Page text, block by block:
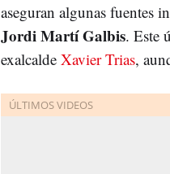
aseguran algunas fuentes
Jordi Martí Galbis. Este
exalcalde Xavier Trias,